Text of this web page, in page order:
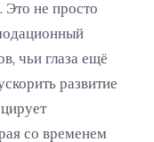
Это не просто
чьи глаза ещё
развитие
со временем